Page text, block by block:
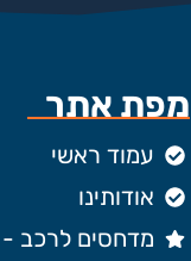
מפת אתר
עמוד ראשי
אודותינו
מדחסים לרכב -